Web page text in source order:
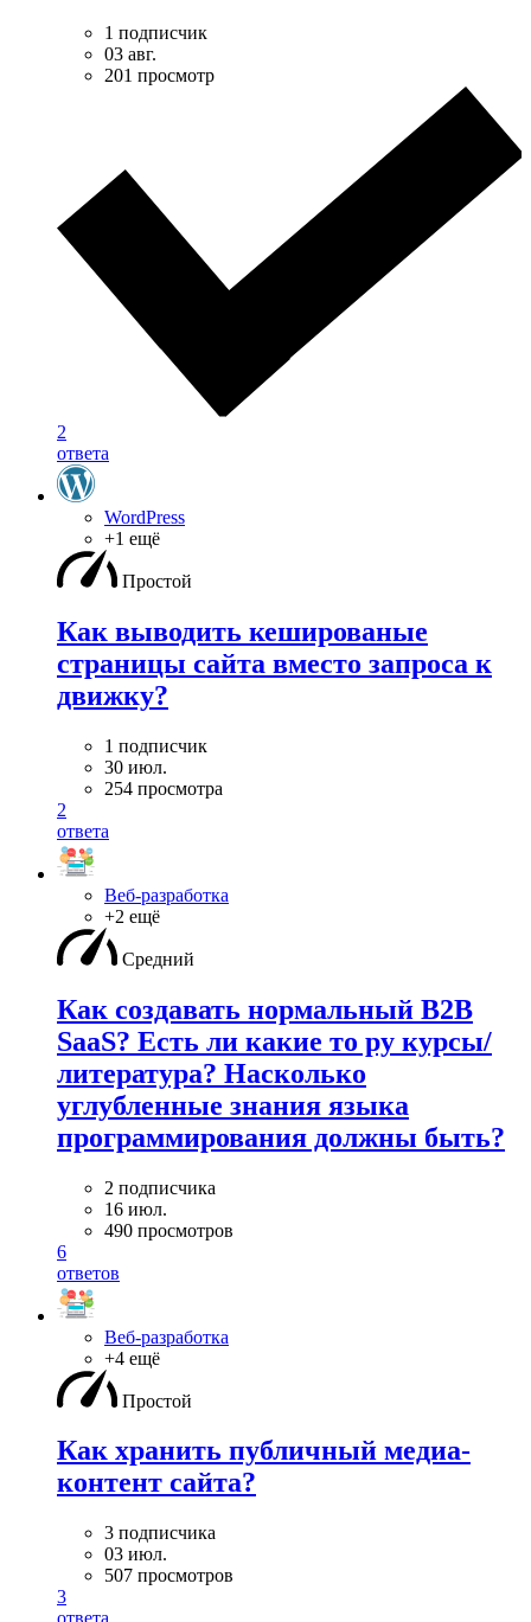
1 подписчик
03 авг.
201 просмотр
2
ответа
WordPress
+1 ещё
Простой
Как выводить кешированые
страницы сайта вместо запроса к
движку?
1 подписчик
30 июл.
254 просмотра
2
ответа
Веб-разработка
+2 ещё
Средний
Как создавать нормальный B2B
SaaS? Есть ли какие то ру курсы/
литература? Насколько
углубленные знания языка
программирования должны быть?
2 подписчика
16 июл.
490 просмотров
6
ответов
Веб-разработка
+4 ещё
Простой
Как хранить публичный медиа-
контент сайта?
3 подписчика
03 июл.
507 просмотров
3